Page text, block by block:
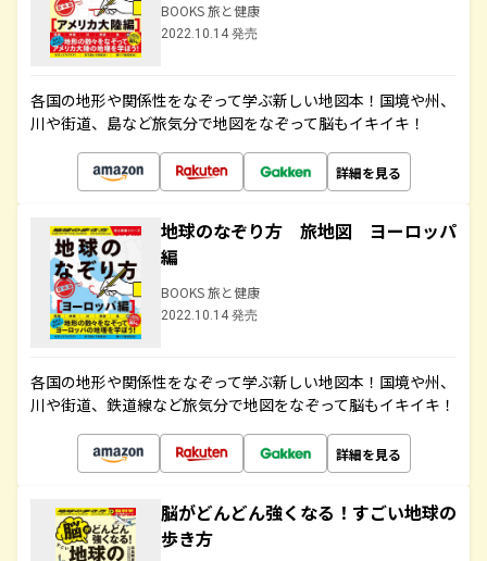
BOOKS 旅と健康
2022.10.14 発売
各国の地形や関係性をなぞって学ぶ新しい地図本！国境や州、
川や街道、島など旅気分で地図をなぞって脳もイキイキ！
詳細を見る
地球のなぞり方 旅地図 ヨーロッパ
編
BOOKS 旅と健康
2022.10.14 発売
各国の地形や関係性をなぞって学ぶ新しい地図本！国境や州、
川や街道、鉄道線など旅気分で地図をなぞって脳もイキイキ！
詳細を見る
脳がどんどん強くなる！すごい地球の
歩き方